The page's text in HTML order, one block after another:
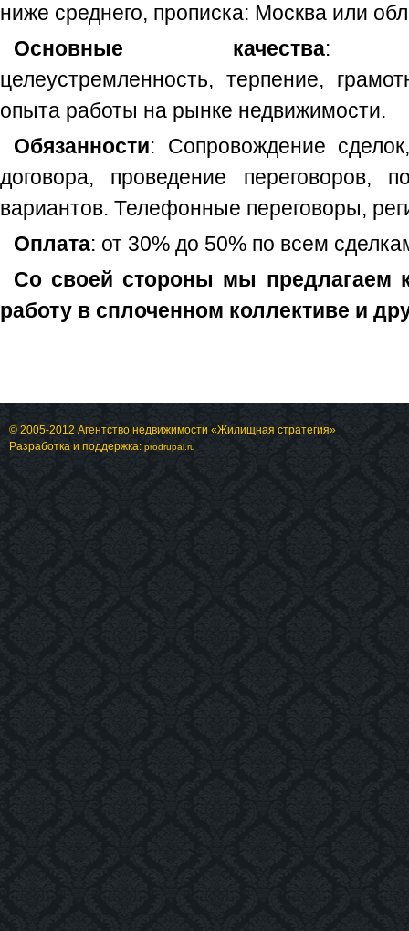
ниже среднего, прописка: Москва или
Основные качества:
целеустремленность, терпение,
опыта работы на рынке недвижимости.
Обязанности: Сопровождение
договора, проведение переговоров,
вариантов. Телефонные переговоры,
Оплата: от 30% до 50% по всем
Со своей стороны мы предлагаем
работу в сплоченном коллективе и
© 2005-2012 Агентство недвижимости «Жилищная стратегия»
Разработка и поддержка: prodrupal.ru